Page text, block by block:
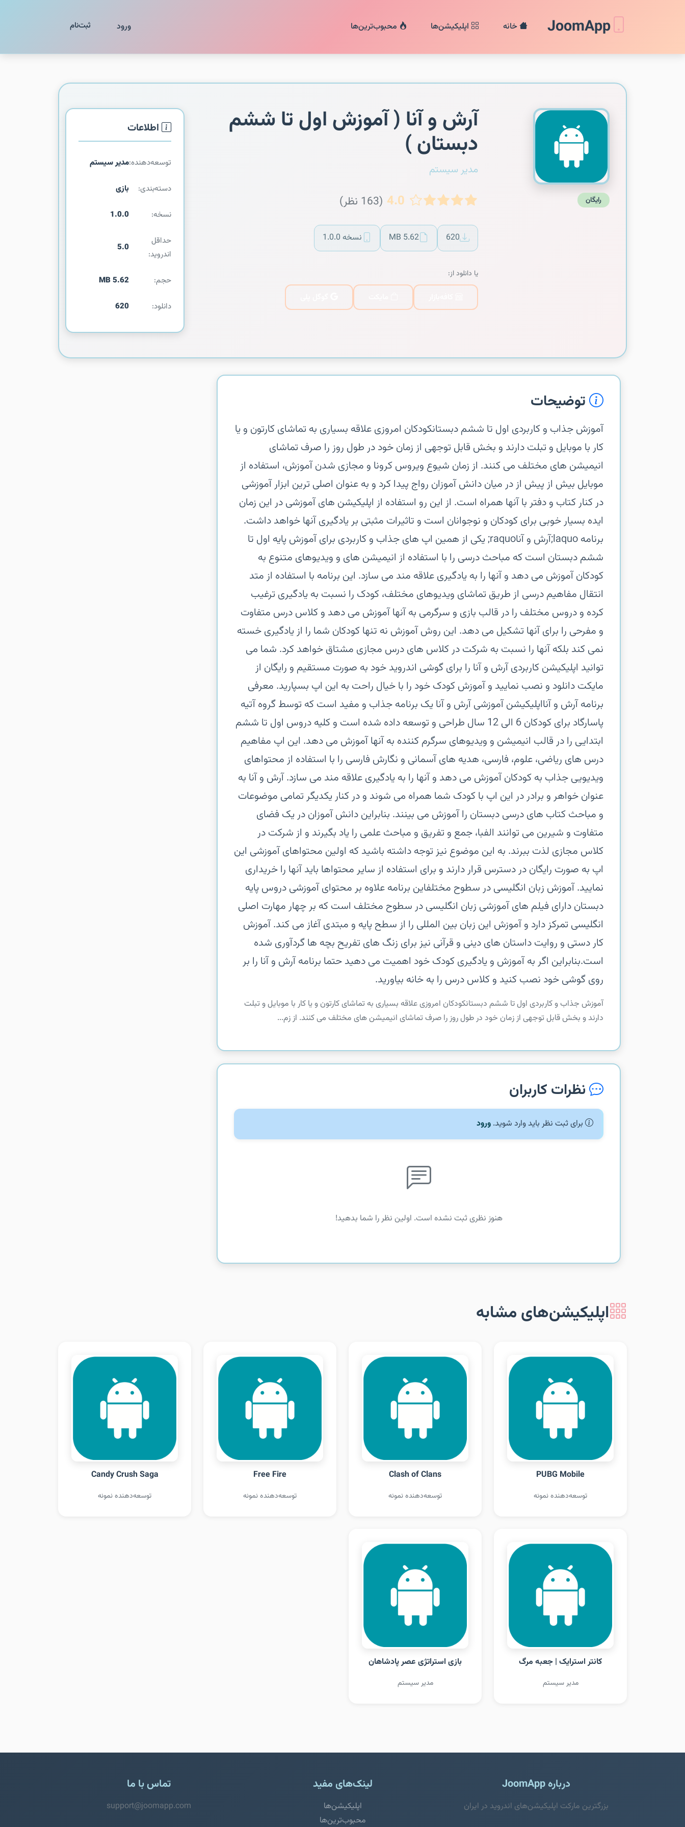
JoomApp خانه اپلیکیشن‌ها محبوب‌ترین‌ها ورود ثبت‌نام
رایگان
آرش و آنا ( آموزش اول تا ششم
دبستان )
مدیر سیستم
4.0 (163 نظر)
620
5.62 MB نسخه 1.0.0
یا دانلود از:
اطلاعات
توسعه‌دهنده:مدیر سیستم
دسته‌بندی: بازی
نسخه: 1.0.0
حداقل
اندروید:
5.0
حجم: 5.62 MB
دانلود: 620
توضیحات
آموزش جذاب و کاربردی اول تا ششم دبستانکودکان امروزی علاقه بسیاری به تماشای کارتون و یا
کار با موبایل و تبلت دارند و بخش قابل توجهی از زمان خود در طول روز را صرف تماشای
انیمیشن های مختلف می کنند. از زمان شیوع ویروس کرونا و مجازی شدن آموزش، استفاده از
موبایل بیش از پیش از در میان دانش آموزان رواج پیدا کرد و به عنوان اصلی ترین ابزار آموزشی
در کنار کتاب و دفتر با آنها همراه است. از این رو استفاده از اپلیکیشن های آموزشی در این زمان
ایده بسیار خوبی برای کودکان و نوجوانان است و تاثیرات مثبتی بر یادگیری آنها خواهد داشت.
برنامه laquo;آرش و آناraquo; یکی از همین اپ های جذاب و کاربردی برای آموزش پایه اول تا
ششم دبستان است که مباحث درسی را با استفاده از انیمیشن های و ویدیوهای متنوع به
کودکان آموزش می دهد و آنها را به یادگیری علاقه مند می سازد. این برنامه با استفاده از متد
انتقال مفاهیم درسی از طریق تماشای ویدیوهای مختلف، کودک را نسبت به یادگیری ترغیب
کرده و دروس مختلف را در قالب بازی و سرگرمی به آنها آموزش می دهد و کلاس درس متفاوت
و مفرحی را برای آنها تشکیل می دهد. این روش آموزش نه تنها کودکان شما را از یادگیری خسته
نمی کند بلکه آنها را نسبت به شرکت در کلاس های درس مجازی مشتاق خواهد کرد. شما می
توانید اپلیکیشن کاربردی آرش و آنا را برای گوشی اندروید خود به صورت مستقیم و رایگان از
مایکت دانلود و نصب نمایید و آموزش کودک خود را با خیال راحت به این اپ بسپارید. معرفی
برنامه آرش و آنااپلیکیشن آموزشی آرش و آنا یک برنامه جذاب و مفید است که توسط گروه آتیه
پاسارگاد برای کودکان 6 الی 12 سال طراحی و توسعه داده شده است و کلیه دروس اول تا ششم
ابتدایی را در قالب انیمیشن و ویدیوهای سرگرم کننده به آنها آموزش می دهد. این اپ مفاهیم
درس های ریاضی، علوم، فارسی، هدیه های آسمانی و نگارش فارسی را با استفاده از محتواهای
ویدیویی جذاب به کودکان آموزش می دهد و آنها را به یادگیری علاقه مند می سازد. آرش و آنا به
عنوان خواهر و برادر در این اپ با کودک شما همراه می شوند و در کنار یکدیگر تمامی موضوعات
و مباحث کتاب های درسی دبستان را آموزش می بینند. بنابراین دانش آموزان در یک فضای
متفاوت و شیرین می توانند الفبا، جمع و تفریق و مباحث علمی را یاد بگیرند و از شرکت در
کلاس مجازی لذت ببرند. به این موضوع نیز توجه داشته باشید که اولین محتواهای آموزشی این
اپ به صورت رایگان در دسترس قرار دارند و برای استفاده از سایر محتواها باید آنها را خریداری
نمایید. آموزش زبان انگلیسی در سطوح مختلفاین برنامه علاوه بر محتوای آموزشی دروس پایه
دبستان دارای فیلم های آموزشی زبان انگلیسی در سطوح مختلف است که بر چهار مهارت اصلی
انگلیسی تمرکز دارد و آموزش این زبان بین المللی را از سطح پایه و مبتدی آغاز می کند. آموزش
کار دستی و روایت داستان های دینی و قرآنی نیز برای زنگ های تفریح بچه ها گردآوری شده
است.بنابراین اگر به آموزش و یادگیری کودک خود اهمیت می دهید حتما برنامه آرش و آنا را بر
روی گوشی خود نصب کنید و کلاس درس را به خانه بیاورید.
آموزش جذاب و کاربردی اول تا ششم دبستانکودکان امروزی علاقه بسیاری به تماشای کارتون و یا کار با موبایل و تبلت
دارند و بخش قابل توجهی از زمان خود در طول روز را صرف تماشای انیمیشن های مختلف می کنند. از زم...
نظرات کاربران
برای ثبت نظر باید وارد شوید. ورود
هنوز نظری ثبت نشده است. اولین نظر را شما بدهید!
اپلیکیشن‌های مشابه
PUBG Mobile
توسعه‌دهنده نمونه
Clash of Clans
توسعه‌دهنده نمونه
Free Fire
توسعه‌دهنده نمونه
Candy Crush Saga
توسعه‌دهنده نمونه
کانتر استرایک | جعبه مرگ
مدیر سیستم
بازی استراتژی عصر پادشاهان
مدیر سیستم
درباره JoomApp
بزرگترین مارکت اپلیکیشن‌های اندروید در ایران
لینک‌های مفید
اپلیکیشن‌ها
محبوب‌ترین‌ها
تماس با ما
support@joomapp.com